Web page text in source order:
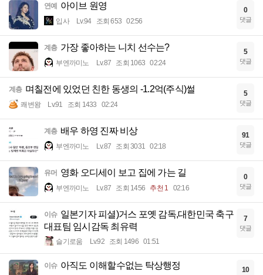
연예 아이브 원영
입사 Lv.94 조회 653 02:56
0
댓글
계층 가장 좋아하는 니치 선수는?
부엔까미노 Lv.87 조회 1063 02:24
5
댓글
계층 며칠전에 있었던 친한 동생의 -1.2억(주식)썰
쾌변왕 Lv.91 조회 1433 02:24
5
댓글
계층 배우 하영 진짜 비상
부엔까미노 Lv.87 조회 3031 02:18
91
댓글
유머 영화 오디세이 보고 집에 가는 길
부엔까미노 Lv.87 조회 1456 추천 1 02:16
0
댓글
이슈 일본기자 피셜)거스 포옛 감독,대한민국 축구
대표팀 임시감독 최유력
슬기로움 Lv.92 조회 1496 01:51
7
댓글
이슈 아직도 이해할수없는 탁상행정 10